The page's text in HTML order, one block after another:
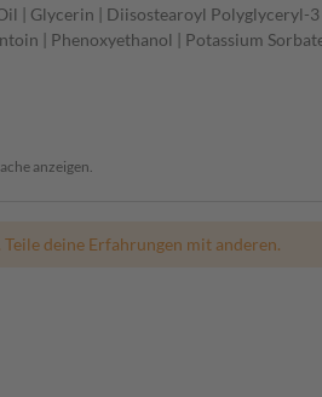
| Glycerin | Diisostearoyl
| Phenoxyethanol | Potassium
anzeigen.
deine Erfahrungen mit anderen.